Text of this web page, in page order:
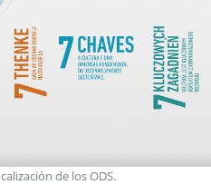
de los ODS.